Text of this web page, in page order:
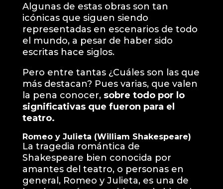
Algunas de estas obras son tan
icónicas que siguen siendo
representadas en escenarios de todo
el mundo, a pesar de haber sido
escritas hace siglos.
Pero entre tantas ¿Cuáles son las que
más destacan? Pues varias, que valen
la pena conocer, sobre todo por lo
significativas que fueron para el
teatro.
Romeo y Julieta (William Shakespeare)
La tragedia romántica de
Shakespeare bien conocida por
amantes del teatro, o personas en
general, Romeo y Julieta, es una de